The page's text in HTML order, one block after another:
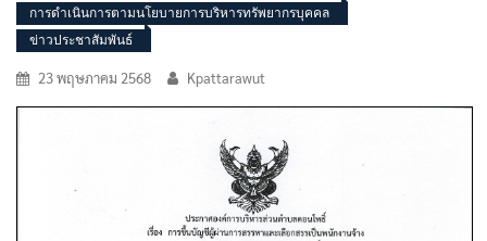
การดำเนินการตามนโยบายการบริหารทรัพยากรบุคคล
ข่าวประชาสัมพันธ์
23 พฤษภาคม 2568 Kpattarawut